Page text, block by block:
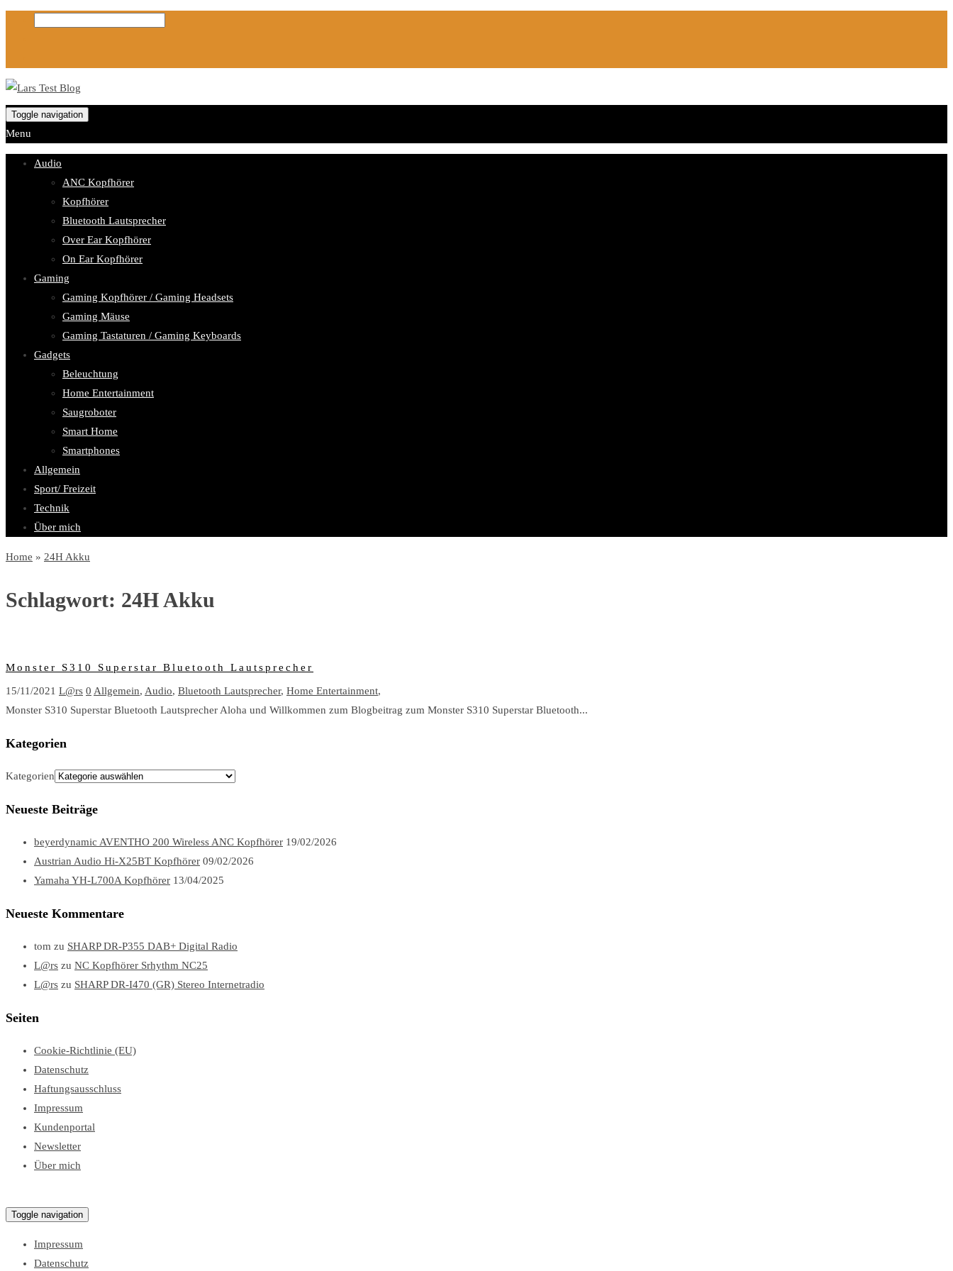
Toggle navigation
Menu
Audio
ANC Kopfhörer
Kopfhörer
Bluetooth Lautsprecher
Over Ear Kopfhörer
On Ear Kopfhörer
Gaming
Gaming Kopfhörer / Gaming Headsets
Gaming Mäuse
Gaming Tastaturen / Gaming Keyboards
Gadgets
Beleuchtung
Home Entertainment
Saugroboter
Smart Home
Smartphones
Allgemein
Sport/ Freizeit
Technik
Über mich
Home » 24H Akku
Schlagwort: 24H Akku
Monster S310 Superstar Bluetooth Lautsprecher
15/11/2021 L@rs 0 Allgemein, Audio, Bluetooth Lautsprecher, Home Entertainment,
Monster S310 Superstar Bluetooth Lautsprecher Aloha und Willkommen zum Blogbeitrag zum Monster S310 Superstar Bluetooth...
Kategorien
Kategorien
Neueste Beiträge
beyerdynamic AVENTHO 200 Wireless ANC Kopfhörer 19/02/2026
Austrian Audio Hi-X25BT Kopfhörer 09/02/2026
Yamaha YH-L700A Kopfhörer 13/04/2025
Neueste Kommentare
tom zu SHARP DR-P355 DAB+ Digital Radio
L@rs zu NC Kopfhörer Srhythm NC25
L@rs zu SHARP DR-I470 (GR) Stereo Internetradio
Seiten
Cookie-Richtlinie (EU)
Datenschutz
Haftungsausschluss
Impressum
Kundenportal
Newsletter
Über mich
Toggle navigation
Impressum
Datenschutz